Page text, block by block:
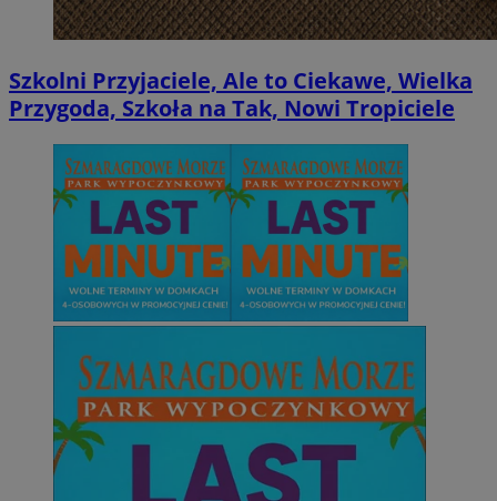
Szkolni Przyjaciele, Ale to Ciekawe, Wielka
Przygoda, Szkoła na Tak, Nowi Tropiciele